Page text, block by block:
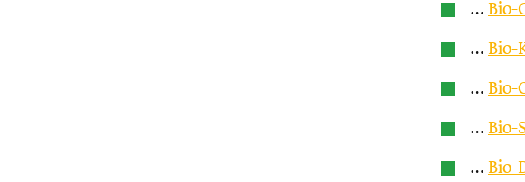
… Bio-
… Bio-
… Bio-
… Bio-
… Bio-